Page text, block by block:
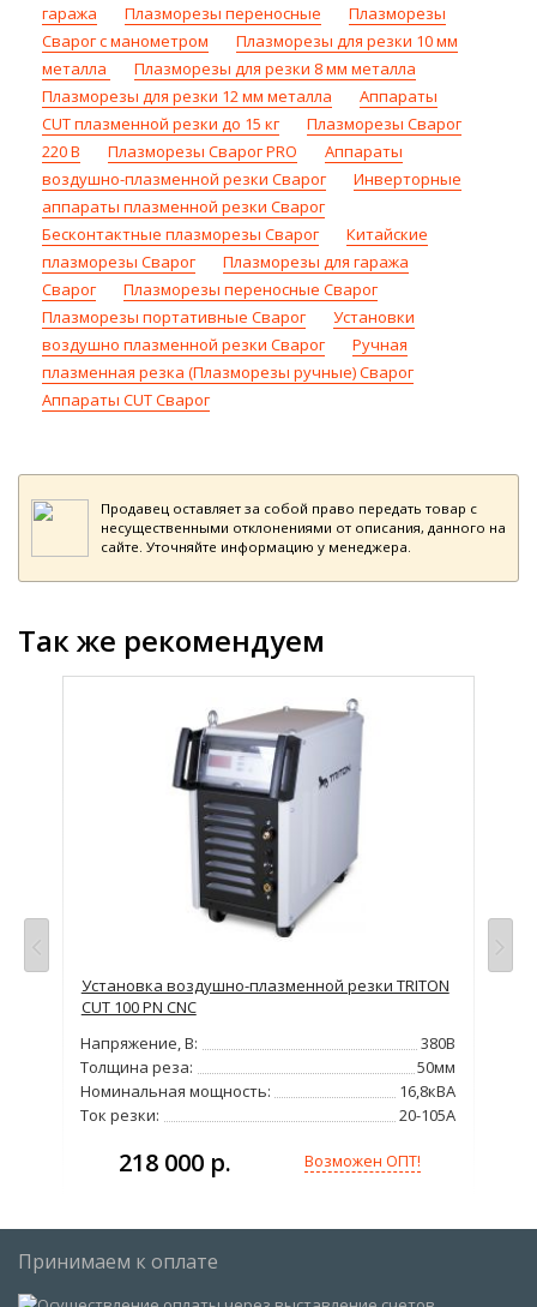
гаража
Плазморезы переносные
Плазморезы
Сварог с манометром
Плазморезы для резки 10 мм
металла
Плазморезы для резки 8 мм металла
Плазморезы для резки 12 мм металла
Аппараты
CUT плазменной резки до 15 кг
Плазморезы Сварог
220 В
Плазморезы Сварог PRO
Аппараты
воздушно-плазменной резки Сварог
Инверторные
аппараты плазменной резки Сварог
Бесконтактные плазморезы Сварог
Китайские
плазморезы Сварог
Плазморезы для гаража
Сварог
Плазморезы переносные Сварог
Плазморезы портативные Сварог
Установки
воздушно плазменной резки Сварог
Ручная
плазменная резка (Плазморезы ручные) Сварог
Аппараты CUT Сварог
Продавец оставляет за собой право передать товар с
несущественными отклонениями от описания, данного на
сайте. Уточняйте информацию у менеджера.
Так же рекомендуем
Установка воздушно-плазменной резки TRITON
CUT 100 PN CNC
Напряжение, В:
380В
Толщина реза:
50мм
Номинальная мощность:
16,8кВА
Ток резки:
20-105А
218 000 р. Возможен ОПТ!
Принимаем к оплате